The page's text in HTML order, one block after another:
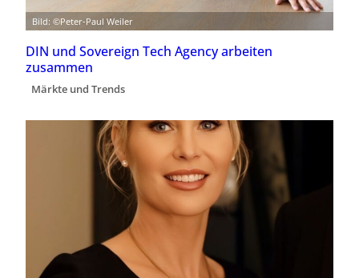
Bild: ©Peter-Paul Weiler
DIN und Sovereign Tech Agency arbeiten
zusammen
Märkte und Trends